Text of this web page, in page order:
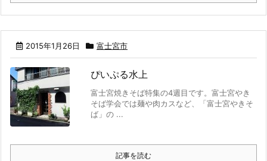
2015年1月26日 富士宮市
ぴいぷる水上
富士宮焼きそば特集の4週目です。富士宮やき
そば学会では麺や肉カスなど、「富士宮やきそ
ば」の ...
記事を読む